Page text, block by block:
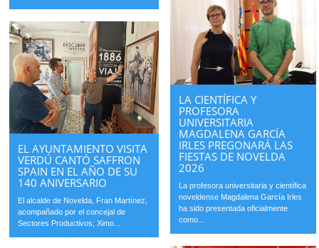
LA CIENTÍFICA Y
PROFESORA
UNIVERSITARIA
MAGDALENA GARCÍA
IRLES PREGONARÁ LAS
FIESTAS DE NOVELDA
2026
La profesora universitaria y científica
noveldense Magdalena García Irles
ha sido presentada oficialmente
como...
EL AYUNTAMIENTO VISITA
VERDÚ CANTÓ SAFFRON
SPAIN EN EL AÑO DE SU
140 ANIVERSARIO
El alcalde de Novelda, Fran Martínez,
acompañado por el concejal de
Sectores Productivos, Ximo...